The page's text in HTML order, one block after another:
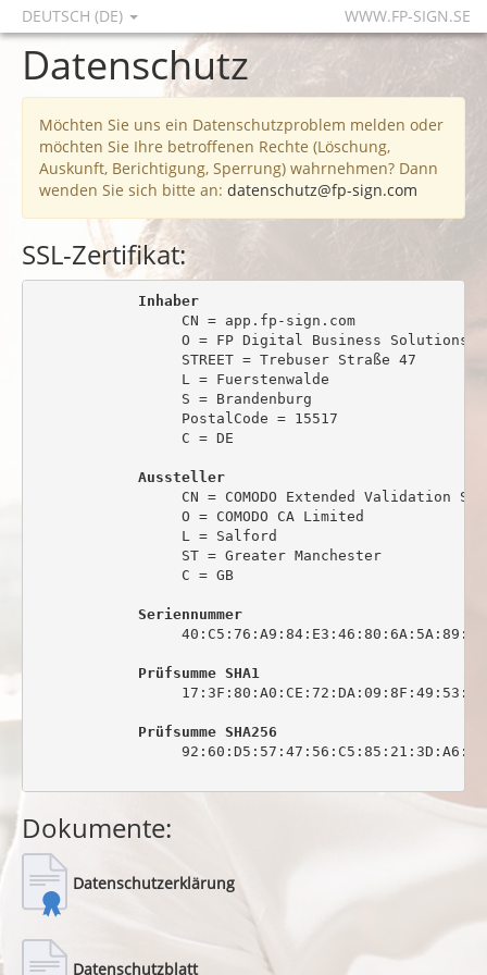
DEUTSCH (DE) WWW.FP-SIGN.SE
Datenschutz
Möchten Sie uns ein Datenschutzproblem melden oder
möchten Sie Ihre betroffenen Rechte (Löschung,
Auskunft, Berichtigung, Sperrung) wahrnehmen? Dann
wenden Sie sich bitte an: datenschutz@fp-sign.com
SSL-Zertifikat:
Inhaber
                 CN = app.fp-sign.com
O = FP Digital Business Solutions
                 STREET = Trebuser Straße 47
                 L = Fuerstenwalde
                 S = Brandenburg
                 PostalCode = 15517
                 C = DE
Aussteller
CN = COMODO Extended Validation
                 O = COMODO CA Limited
                 L = Salford
                 ST = Greater Manchester
                 C = GB
Seriennummer
Prüfsumme SHA1
Prüfsumme SHA256
Dokumente:
Datenschutzerklärung
Datenschutzblatt